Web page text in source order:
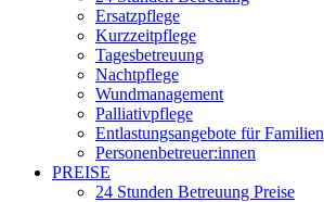
Ersatzpflege
Kurzzeitpflege
Tagesbetreuung
Nachtpflege
Wundmanagement
Palliativpflege
Entlastungsangebote für Familien
Personenbetreuer:innen
PREISE
24 Stunden Betreuung Preise